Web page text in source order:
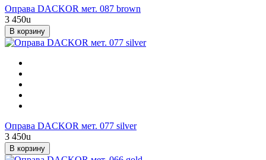
Оправа DACKOR мет. 087 brown
3 450u
В корзину
Оправа DACKOR мет. 077 silver
3 450u
В корзину